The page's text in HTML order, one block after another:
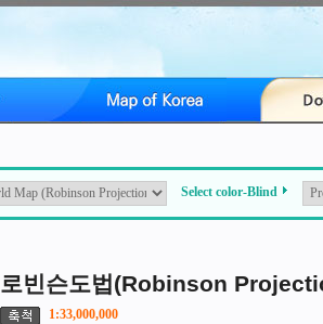
Select color-Blind
로빈슨도법(Robinson
1:33,000,000